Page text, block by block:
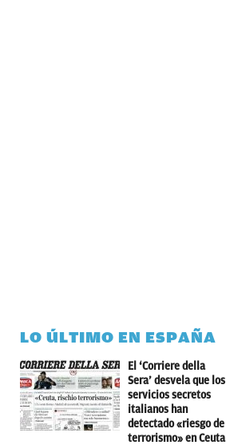
LO ÚLTIMO EN ESPAÑA
El ‘Corriere della
Sera’ desvela que los
servicios secretos
italianos han
detectado «riesgo de
terrorismo» en Ceuta